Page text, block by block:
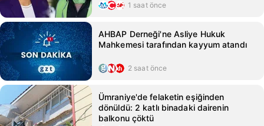
1 saat önce
AHBAP Derneği'ne Asliye Hukuk
Mahkemesi tarafından kayyum atandı
2 saat önce
Ümraniye'de felaketin eşiğinden
dönüldü: 2 katlı binadaki dairenin
balkonu çöktü